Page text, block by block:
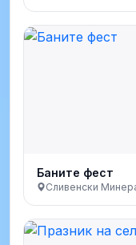
Баните фест
Сливенски